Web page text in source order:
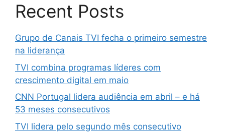
Recent Posts
Grupo de Canais TVI fecha o primeiro semestre
na liderança
TVI combina programas líderes com
crescimento digital em maio
CNN Portugal lidera audiência em abril – e há
53 meses consecutivos
TVI lidera pelo segundo mês consecutivo